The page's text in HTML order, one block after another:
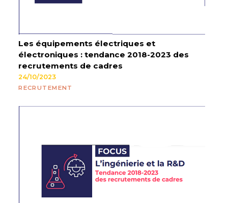
Les équipements électriques et
électroniques : tendance 2018-2023 des
recrutements de cadres
24/10/2023
RECRUTEMENT